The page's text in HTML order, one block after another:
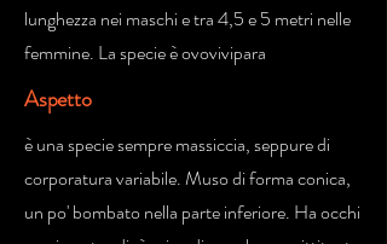
lunghezza nei maschi e tra 4,5 e 5 metri nelle
femmine. La specie è ovovivipara
Aspetto
è una specie sempre massiccia, seppure di
corporatura variabile. Muso di forma conica,
un po' bombato nella parte inferiore. Ha occhi